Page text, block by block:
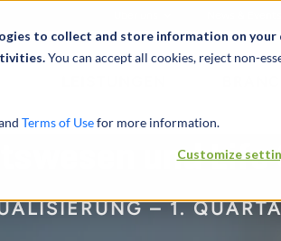
to collect and store information on
You can accept all cookies, reject non-
Terms of Usefor more information.
Customize
und Life
– 1.